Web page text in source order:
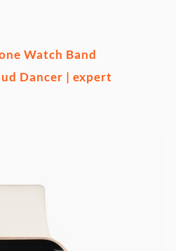
Watch Band
Dancer | expert